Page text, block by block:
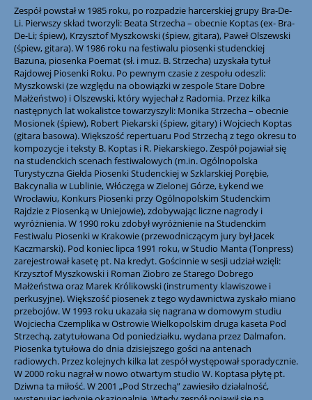
Zespół powstał w 1985 roku, po rozpadzie harcerskiej grupy Bra-De-
Li. Pierwszy skład tworzyli: Beata Strzecha – obecnie Koptas (ex- Bra-
De-Li; śpiew), Krzysztof Myszkowski (śpiew, gitara), Paweł Olszewski
(śpiew, gitara). W 1986 roku na festiwalu piosenki studenckiej
Bazuna, piosenka Poemat (sł. i muz. B. Strzecha) uzyskała tytuł
Rajdowej Piosenki Roku. Po pewnym czasie z zespołu odeszli:
Myszkowski (ze względu na obowiązki w zespole Stare Dobre
Małżeństwo) i Olszewski, który wyjechał z Radomia. Przez kilka
następnych lat wokalistce towarzyszyli: Monika Strzecha – obecnie
Mosionek (śpiew), Robert Piekarski (śpiew, gitary) i Wojciech Koptas
(gitara basowa). Większość repertuaru Pod Strzechą z tego okresu to
kompozycje i teksty B. Koptas i R. Piekarskiego. Zespół pojawiał się
na studenckich scenach festiwalowych (m.in. Ogólnopolska
Turystyczna Giełda Piosenki Studenckiej w Szklarskiej Porębie,
Bakcynalia w Lublinie, Włóczęga w Zielonej Górze, Łykend we
Wrocławiu, Konkurs Piosenki przy Ogólnopolskim Studenckim
Rajdzie z Piosenką w Uniejowie), zdobywając liczne nagrody i
wyróżnienia. W 1990 roku zdobył wyróżnienie na Studenckim
Festiwalu Piosenki w Krakowie (przewodniczącym jury był Jacek
Kaczmarski). Pod koniec lipca 1991 roku, w Studio Manta (Tonpress)
zarejestrował kasetę pt. Na kredyt. Gościnnie w sesji udział wzięli:
Krzysztof Myszkowski i Roman Ziobro ze Starego Dobrego
Małżeństwa oraz Marek Królikowski (instrumenty klawiszowe i
perkusyjne). Większość piosenek z tego wydawnictwa zyskało miano
przebojów. W 1993 roku ukazała się nagrana w domowym studiu
Wojciecha Czemplika w Ostrowie Wielkopolskim druga kaseta Pod
Strzechą, zatytułowana Od poniedziałku, wydana przez Dalmafon.
Piosenka tytułowa do dnia dzisiejszego gości na antenach
radiowych. Przez kolejnych kilka lat zespół występował sporadycznie.
W 2000 roku nagrał w nowo otwartym studio W. Koptasa płytę pt.
Dziwna ta miłość. W 2001 „Pod Strzechą” zawiesiło działalność,